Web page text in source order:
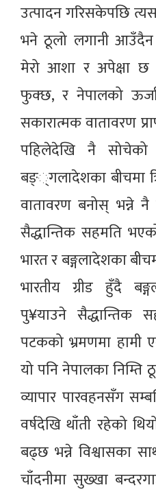
उत्पादन गरिसकेपछि
भने ठूलो लगानी
मेरो आशा र अपेक्षा
फुक्छ, र नेपालको
सकारात्मक वातावरण
पहिलेदेखि नै
बङ््गलादेशका बीचमा
वातावरण बनोस् भन्ने
सैद्धान्तिक सहमति
भारत र बङ्गलादेशका
भारतीय ग्रीड हुँदै
पु¥याउने
पटकको भ्रमणमा हामी
यो पनि नेपालका निम्ति
व्यापार पारवहनसँग
वर्षदेखि थाँती रहेको
बढ्छ भन्ने विश्वासका
चाँदनीमा सुख्खा